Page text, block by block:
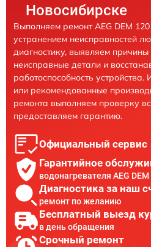
Новосибирске
Выполняем ремонт AEG DEM
устранением неисправностей
диагностику, выявляем
неисправные детали и
работоспособность
или рекомендованные
ремонта выполняем проверку
предоставляем гарантию.
Официальный сервис
Гарантийное
водонагревателя AEG
Диагностика за наш
ремонт по желанию
Бесплатный выезд
в день обращения
Срочный ремонт